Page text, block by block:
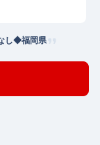
し◆福岡県